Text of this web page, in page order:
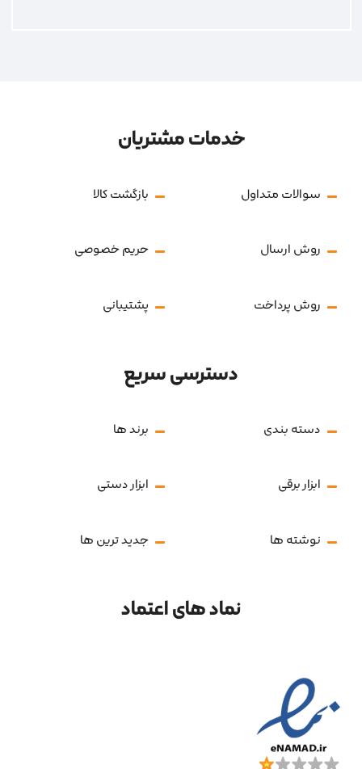
خدمات مشتریان
سوالات متداول بازگشت کالا
روش ارسال حریم خصوصی
روش پرداخت پشتیبانی
دسترسی سریع
دسته بندی برند ها
ابزار برقی ابزار دستی
نوشته ها جدید ترین ها
نماد های اعتماد